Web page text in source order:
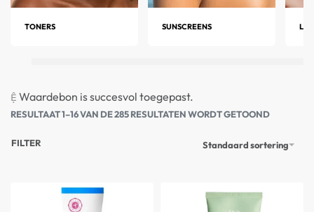
TONERS SUNSCREENS LIP
Waardebon is succesvol toegepast.
RESULTAAT 1–16 VAN DE 285 RESULTATEN WORDT GETOOND
Standaard sortering
FILTER